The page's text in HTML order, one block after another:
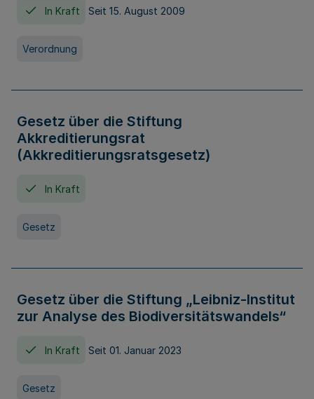
In Kraft Seit 15. August 2009
Verordnung
Gesetz über die Stiftung
Akkreditierungsrat
(Akkreditierungsratsgesetz)
In Kraft
Gesetz
Gesetz über die Stiftung „Leibniz-Institut
zur Analyse des Biodiversitätswandels“
In Kraft Seit 01. Januar 2023
Gesetz